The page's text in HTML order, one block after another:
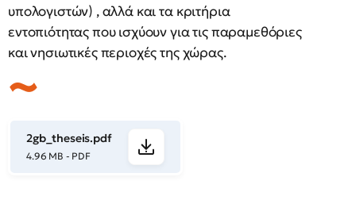
υπολογιστών) , αλλά και τα κριτήρια
εντοπιότητας που ισχύουν για τις παραμεθόριες
και νησιωτικές περιοχές της χώρας.
2gb_theseis.pdf
4.96 MB - PDF